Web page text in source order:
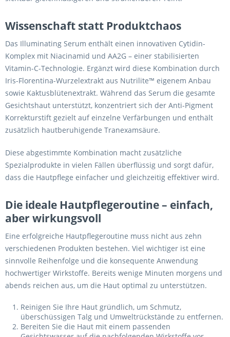
Wissenschaft statt Produktchaos
Das Illuminating Serum enthält einen innovativen Cytidin-
Komplex mit Niacinamid und AA2G – einer stabilisierten
Vitamin-C-Technologie. Ergänzt wird diese Kombination durch
Iris-Florentina-Wurzelextrakt aus Nutrilite™ eigenem Anbau
sowie Kaktusblütenextrakt. Während das Serum die gesamte
Gesichtshaut unterstützt, konzentriert sich der Anti-Pigment
Korrekturstift gezielt auf einzelne Verfärbungen und enthält
zusätzlich hautberuhigende Tranexamsäure.
Diese abgestimmte Kombination macht zusätzliche
Spezialprodukte in vielen Fällen überflüssig und sorgt dafür,
dass die Hautpflege einfacher und gleichzeitig effektiver wird.
Die ideale Hautpflegeroutine – einfach,
aber wirkungsvoll
Eine erfolgreiche Hautpflegeroutine muss nicht aus zehn
verschiedenen Produkten bestehen. Viel wichtiger ist eine
sinnvolle Reihenfolge und die konsequente Anwendung
hochwertiger Wirkstoffe. Bereits wenige Minuten morgens und
abends reichen aus, um die Haut optimal zu unterstützen.
Reinigen Sie Ihre Haut gründlich, um Schmutz,
überschüssigen Talg und Umweltrückstände zu entfernen.
Bereiten Sie die Haut mit einem passenden